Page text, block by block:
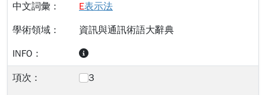
E表示法
資訊與通訊術語大辭典
3